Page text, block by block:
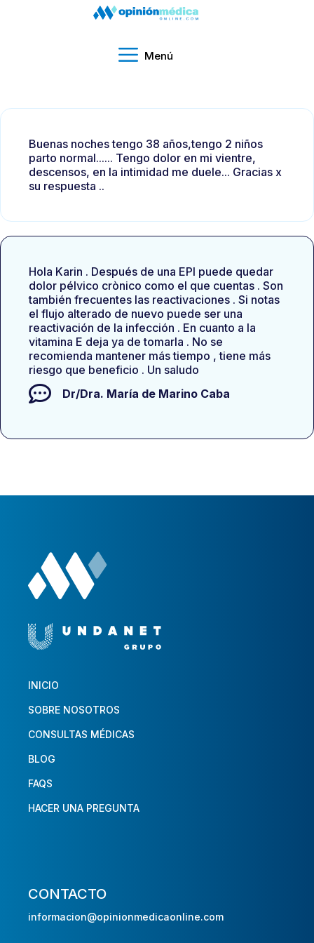
Menú
Buenas noches tengo 38 años,tengo 2 niños
parto normal...... Tengo dolor en mi vientre,
descensos, en la intimidad me duele... Gracias x
su respuesta ..
Hola Karin . Después de una EPI puede quedar
dolor pélvico crònico como el que cuentas . Son
también frecuentes las reactivaciones . Si notas
el flujo alterado de nuevo puede ser una
reactivación de la infección . En cuanto a la
vitamina E deja ya de tomarla . No se
recomienda mantener más tiempo , tiene más
riesgo que beneficio . Un saludo
Dr/Dra. María de Marino Caba
INICIO
SOBRE NOSOTROS
CONSULTAS MÉDICAS
BLOG
FAQS
HACER UNA PREGUNTA
CONTACTO
informacion@opinionmedicaonline.com